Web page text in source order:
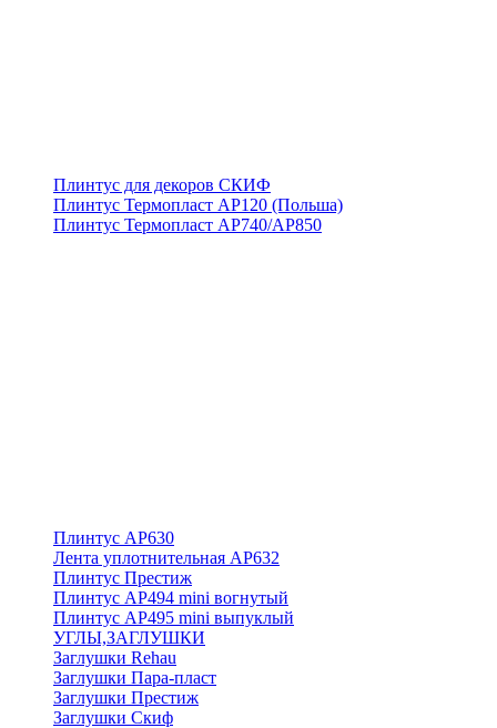
Плинтус для декоров СКИФ
Плинтус Термопласт АР120 (Польша)
Плинтус Термопласт АР740/АР850
Плинтус АР630
Лента уплотнительная АР632
Плинтус Престиж
Плинтус АР494 mini вогнутый
Плинтус АР495 mini выпуклый
УГЛЫ,ЗАГЛУШКИ
Заглушки Rehau
Заглушки Пара-пласт
Заглушки Престиж
Заглушки Скиф